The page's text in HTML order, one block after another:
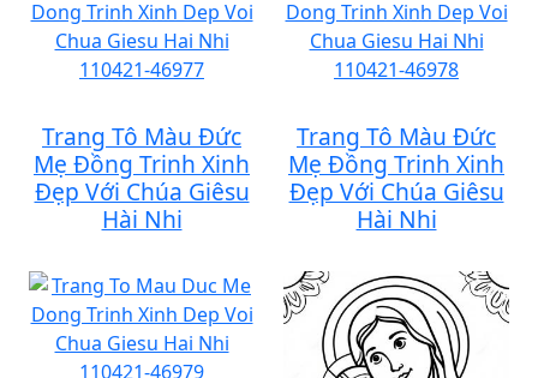
Trang Tô Màu Đức
Mẹ Đồng Trinh Xinh
Đẹp Với Chúa Giêsu
Hài Nhi
Trang Tô Màu Đức
Mẹ Đồng Trinh Xinh
Đẹp Với Chúa Giêsu
Hài Nhi